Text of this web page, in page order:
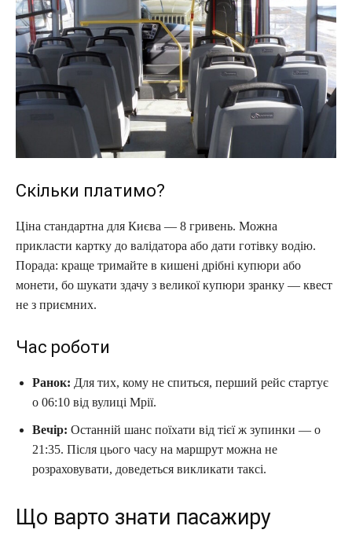
Скільки платимо?
Ціна стандартна для Києва — 8 гривень. Можна
прикласти картку до валідатора або дати готівку водію.
Порада: краще тримайте в кишені дрібні купюри або
монети, бо шукати здачу з великої купюри зранку — квест
не з приємних.
Час роботи
Ранок: Для тих, кому не спиться, перший рейс стартує
о 06:10 від вулиці Мрії.
Вечір: Останній шанс поїхати від тієї ж зупинки — о
21:35. Після цього часу на маршрут можна не
розраховувати, доведеться викликати таксі.
Що варто знати пасажиру